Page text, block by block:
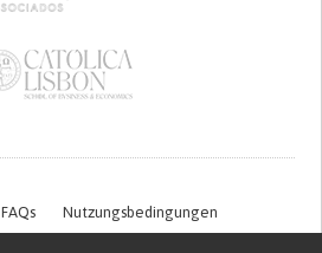
FAQs Nutzungsbedingungen